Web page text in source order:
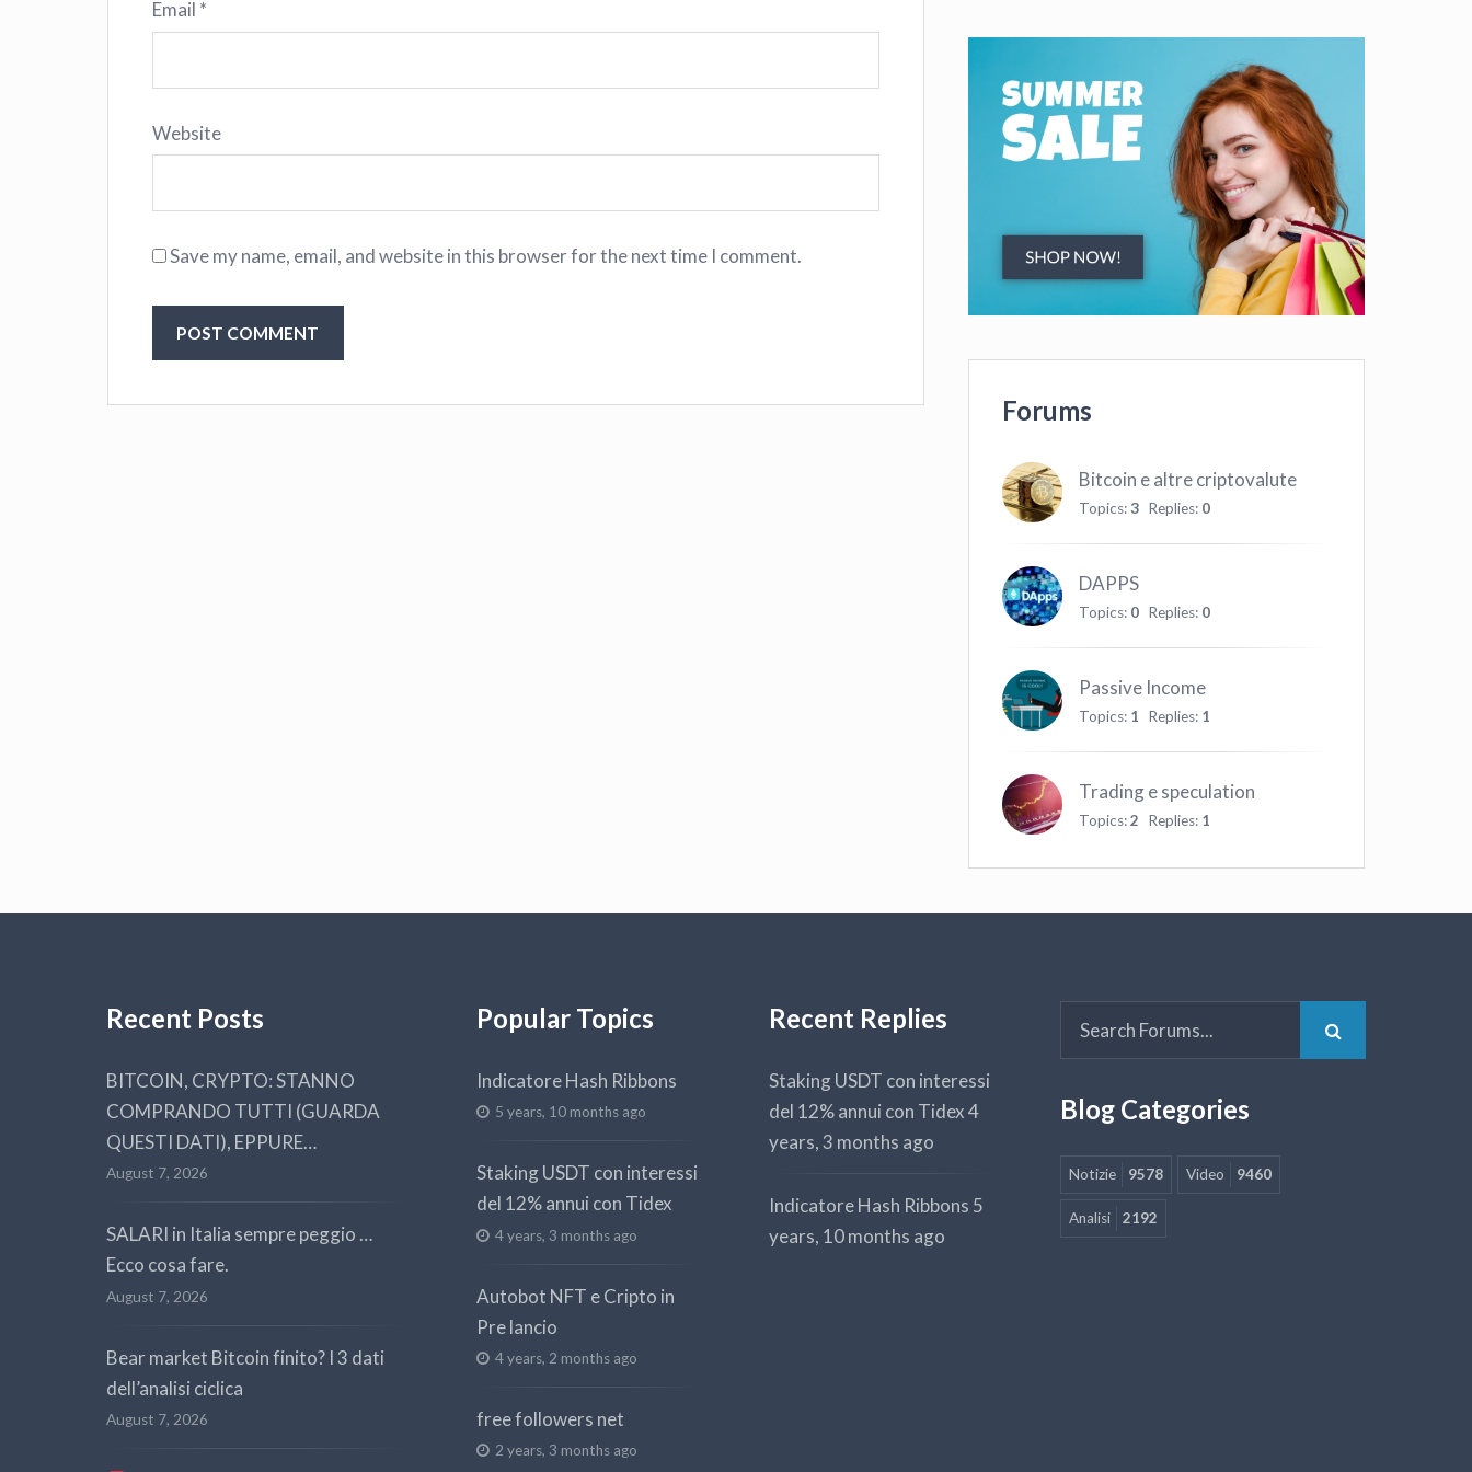
Email *
Website
Save my name, email, and website in this browser for the next time I comment.
Forums
Bitcoin e altre criptovalute
Topics:3 Replies: 0
DAPPS
Topics: 0 Replies: 0
Passive Income
Topics: 1 Replies: 1
Trading e speculation
Topics:2 Replies: 1
Recent Posts
BITCOIN, CRYPTO: STANNO
COMPRANDO TUTTI (GUARDA
QUESTI DATI), EPPURE…
August 7, 2026
SALARI in Italia sempre peggio …
Ecco cosa fare.
August 7, 2026
Bear market Bitcoin finito? I 3 dati
dell’analisi ciclica
August 7, 2026
Popular Topics
Indicatore Hash Ribbons
5 years, 10 months ago
Staking USDT con interessi
del 12% annui con Tidex
4 years, 3 months ago
Autobot NFT e Cripto in
Pre lancio
4 years, 2 months ago
free followers net
2 years, 3 months ago
Recent Replies
Staking USDT con interessi
del 12% annui con Tidex4
years, 3 months ago
Indicatore Hash Ribbons 5
years, 10 months ago
Blog Categories
Notizie 9578 Video 9460
Analisi 2192